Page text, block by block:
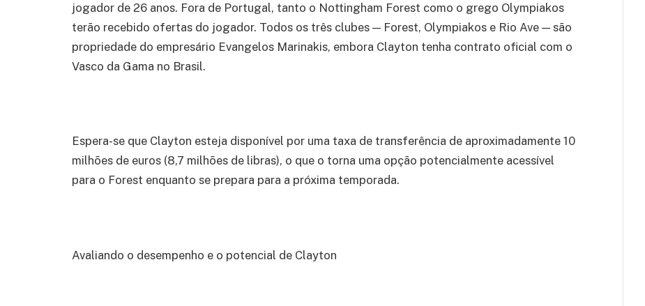
jogador de 26 anos. Fora de Portugal, tanto o Nottingham Forest como o grego Olympiakos
terão recebido ofertas do jogador. Todos os três clubes — Forest, Olympiakos e Rio Ave — são
propriedade do empresário Evangelos Marinakis, embora Clayton tenha contrato oficial com o
Vasco da Gama no Brasil.
Espera-se que Clayton esteja disponível por uma taxa de transferência de aproximadamente 10
milhões de euros (8,7 milhões de libras), o que o torna uma opção potencialmente acessível
para o Forest enquanto se prepara para a próxima temporada.
Avaliando o desempenho e o potencial de Clayton